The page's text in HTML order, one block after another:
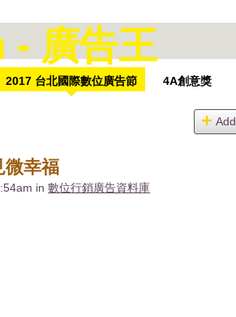
2017 台北國際數位廣告節 4A創意獎
Add
微幸福
in 數位行銷廣告資料庫